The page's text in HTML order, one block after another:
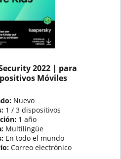
2022 | para
Móviles
Nuevo
1 / 3 dispositivos
1 año
Multilingüe
En todo el mundo
Correo electrónico